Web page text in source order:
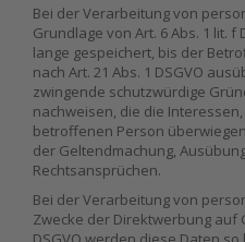
Bei der Verarbeitung von
Grundlage von Art. 6 Abs. 1 lit.
lange gespeichert, bis der
nach Art. 21 Abs. 1 DSGVO
zwingende schutzwürdige
nachweisen, die die
betroffenen Person
der Geltendmachung,
Rechtsansprüchen.
Bei der Verarbeitung von
Zwecke der Direktwerbung auf